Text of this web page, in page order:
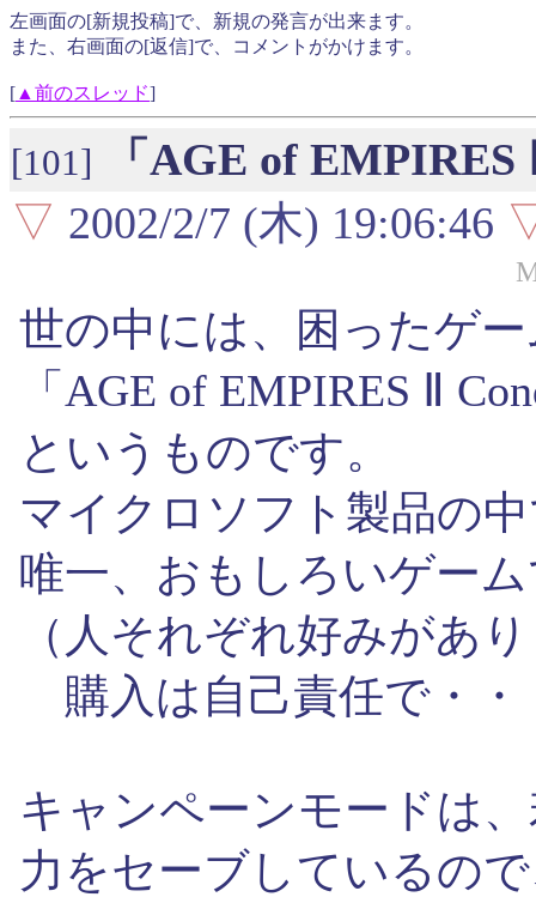
左画面の[新規投稿]で、新規の発言が出来ます。
また、右画面の[返信]で、コメントがかけます。
[ ▲前のスレッド]
[101]
「AGE of
▽ 2002/2/7 (木) 19:06:46
世の中には、困ったゲ
「AGE of EMPIRES Ⅱ
というものです。
マイクロソフト製品の
唯一、おもしろいゲー
（人それぞれ好みがあ
購入は自己責任で・・
キャンペーンモードは
力をセーブしているの